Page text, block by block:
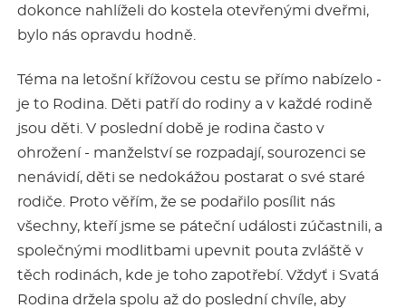
dokonce nahlíželi do kostela otevřenými dveřmi,
bylo nás opravdu hodně.
Téma na letošní křížovou cestu se přímo nabízelo -
je to Rodina. Děti patří do rodiny a v každé rodině
jsou děti. V poslední době je rodina často v
ohrožení - manželství se rozpadají, sourozenci se
nenávidí, děti se nedokážou postarat o své staré
rodiče. Proto věřím, že se podařilo posílit nás
všechny, kteří jsme se páteční události zúčastnili, a
společnými modlitbami upevnit pouta zvláště v
těch rodinách, kde je toho zapotřebí. Vždyť i Svatá
Rodina držela spolu až do poslední chvíle, aby